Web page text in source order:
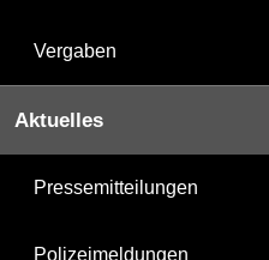
Vergaben
Aktuelles
Pressemitteilungen
Polizeimeldungen